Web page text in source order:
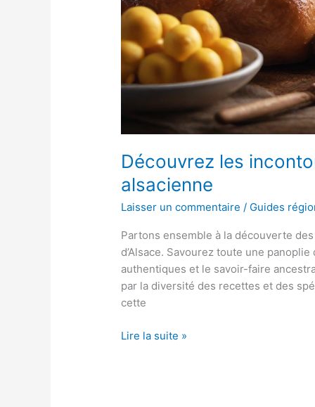
Découvrez les
alsacienne
Laisser un commentaire / Guides
Partons ensemble à la découverte
d’Alsace. Savourez toute une
authentiques et le savoir-faire
par la diversité des recettes et des
cette
Découvrez
Lire la suite »